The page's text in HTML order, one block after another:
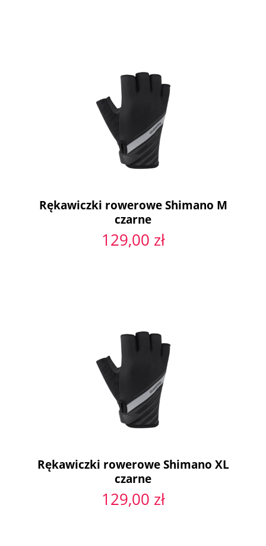
Rękawiczki rowerowe Shimano M
czarne
129,00 zł
Rękawiczki rowerowe Shimano XL
czarne
129,00 zł